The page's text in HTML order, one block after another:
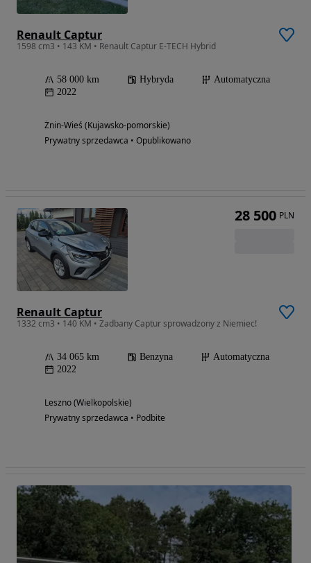
Renault Captur
1598 cm3 • 143 KM • Renault Captur E-TECH Hybrid
58 000 km Hybryda
Automatyczna
2022
Żnin-Wieś (Kujawsko-pomorskie)
Prywatny sprzedawca • Opublikowano
Renault Captur
1332 cm3 • 140 KM • Zadbany Captur sprowadzony z Niemiec!
34 065 km Benzyna
Automatyczna
2022
Leszno (Wielkopolskie)
Prywatny sprzedawca • Podbite
28 500 PLN